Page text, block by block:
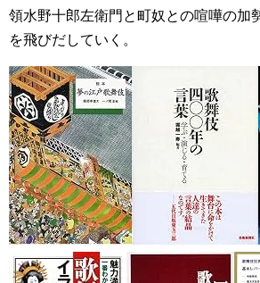
領水野十郎左衛門と町奴との喧嘩の加
を飛びだしていく。